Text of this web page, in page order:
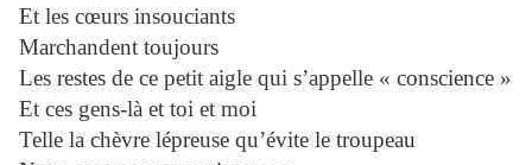
Et les cœurs insouciants
Marchandent toujours
Les restes de ce petit aigle qui s’appelle « conscience »
Et ces gens-là et toi et moi
Telle la chèvre lépreuse qu’évite le troupeau